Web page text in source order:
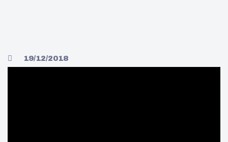
19/12/2018